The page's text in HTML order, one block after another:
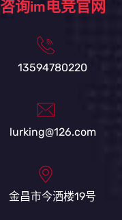
咨询im电竞官网
13594780220
lurking@126.com
金昌市今洒楼19号